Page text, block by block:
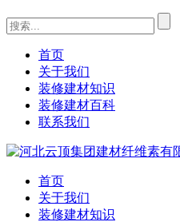
首页
关于我们
装修建材知识
装修建材百科
联系我们
首页
关于我们
装修建材知识